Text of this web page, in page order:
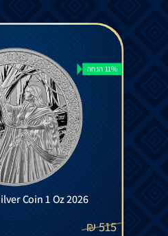
11% הנחה
Coin 1 Oz 2026
515
₪